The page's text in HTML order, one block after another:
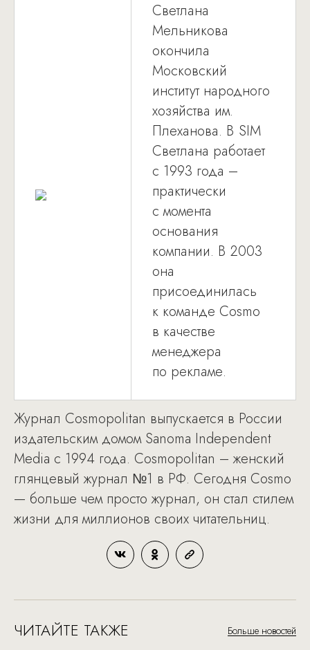
Светлана
Мельникова
окончила
Московский
институт народного
хозяйства им.
Плеханова. В SIM
Светлана работает
с 1993 года –
практически
с момента
основания
компании. В 2003
она
присоединилась
к команде Cosmo
в качестве
менеджера
по рекламе.
Журнал Cosmopolitan выпускается в России
издательским домом Sanoma Independent
Media с 1994 года. Cosmopolitan – женский
глянцевый журнал №1 в РФ. Сегодня Cosmo
— больше чем просто журнал, он стал стилем
жизни для миллионов своих читательниц.
ЧИТАЙТЕ ТАКЖЕ Больше новостей